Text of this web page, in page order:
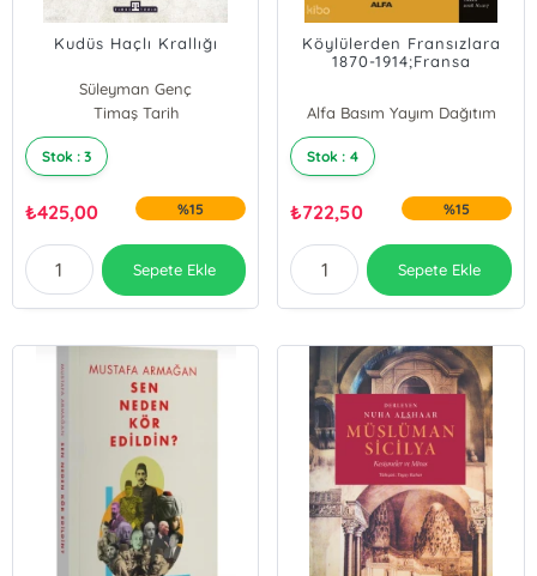
Kudüs Haçlı Krallığı
Süleyman Genç
Timaş Tarih
Stok : 3
₺425,00 %15
Sepete Ekle
Köylülerden Fransızlara
1870-1914;Fransa
Alfa Basım Yayım Dağıtım
Stok : 4
₺722,50 %15
Sepete Ekle